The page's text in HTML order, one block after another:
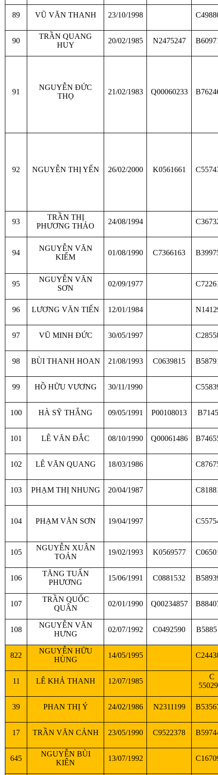
89 VŨ VĂN THANH 23/10/1998
90
TRẦN QUANG
HUY
20/02/1985 N2475247
91
NGUYỄN ĐỨC
THỌ
21/02/1983 Q00060233
92 NGUYỄN THỊ YẾN 26/02/2000 K0561661
93
TRẦN THỊ
PHƯƠNG THẢO
24/08/1994
94
NGUYỄN VĂN
KIỂM
01/08/1990 C7366163
95
NGUYỄN VĂN
SƠN
02/09/1977
96 LƯƠNG VĂN TIẾN 12/01/1984
97 VŨ MINH ĐỨC 30/05/1997
98 BÙI THANH HOAN 21/08/1993 C0639815
99 HỒ HỮU VƯƠNG 30/11/1990
100 HÀ SỸ THẮNG 09/05/1991 P00108013
101 LÊ VĂN ĐẮC 08/10/1990 Q00061486
102 LÊ VĂN QUANG 18/03/1986
103 PHẠM THỊ NHUNG 20/04/1987
104 PHẠM VĂN SƠN 19/04/1997
105
NGUYỄN XUÂN
TOẢN
19/02/1993 K0569577
106
TĂNG TUẤN
PHƯƠNG
15/06/1991 C0881532
107
TRẦN QUỐC
QUÂN
02/01/1990 Q00234857
108
NGUYỄN VĂN
HƯNG
02/07/1992 C0492590
822
NGUYỄN HỮU
HÙNG
14/05/1995
11 LÊ KHẢ THANH 12/07/1985
C
39 PHAN THỊ Ý 24/02/1986 N2311199
17 TRẦN VĂN CẢNH 23/05/1990 C9522378
645
NGUYỄN BÙI
KIÊN
13/07/1992